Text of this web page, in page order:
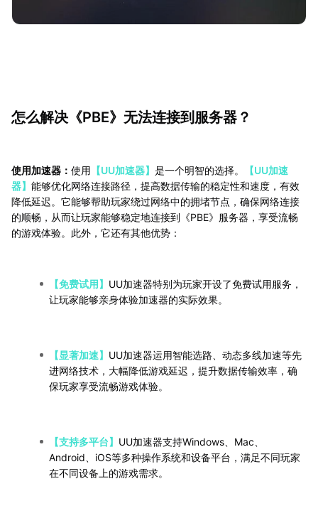
怎么解决《PBE》无法连接到服务器？
使用加速器： 使用 【UU加速器】 是一个明智的选择。
【UU加速
器】 能够优化网络连接路径，提高数据传输的稳定性和速度，有效
降低延迟。它能够帮助玩家绕过网络中的拥堵节点，确保网络连接
的顺畅，从而让玩家能够稳定地连接到《PBE》服务器，享受流畅
的游戏体验。此外，它还有其他优势：
【免费试用】 UU加速器特别为玩家开设了免费试用服务，
让玩家能够亲身体验加速器的实际效果。
【显著加速】 UU加速器运用智能选路、动态多线加速等先
进网络技术，大幅降低游戏延迟，提升数据传输效率，确
保玩家享受流畅游戏体验。
【支持多平台】 UU加速器支持Windows、Mac、
Android、iOS等多种操作系统和设备平台，满足不同玩家
在不同设备上的游戏需求。